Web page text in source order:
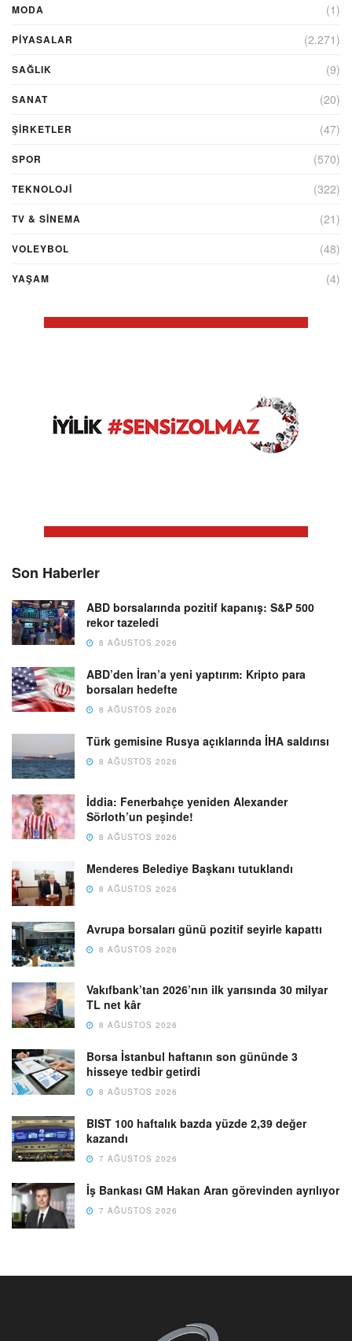
MODA (1)
PİYASALAR (2.271)
SAĞLIK (9)
SANAT (20)
ŞIRKETLER (47)
SPOR (570)
TEKNOLOJİ (322)
TV & SINEMA (21)
VOLEYBOL (48)
YAŞAM (4)
Son Haberler
ABD borsalarında pozitif kapanış: S&P 500
rekor tazeledi
8 AĞUSTOS 2026
ABD’den İran’a yeni yaptırım: Kripto para
borsaları hedefte
8 AĞUSTOS 2026
Türk gemisine Rusya açıklarında İHA saldırısı
8 AĞUSTOS 2026
İddia: Fenerbahçe yeniden Alexander
Sörloth’un peşinde!
8 AĞUSTOS 2026
Menderes Belediye Başkanı tutuklandı
8 AĞUSTOS 2026
Avrupa borsaları günü pozitif seyirle kapattı
8 AĞUSTOS 2026
Vakıfbank’tan 2026’nın ilk yarısında 30 milyar
TL net kâr
8 AĞUSTOS 2026
Borsa İstanbul haftanın son gününde 3
hisseye tedbir getirdi
8 AĞUSTOS 2026
BIST 100 haftalık bazda yüzde 2,39 değer
kazandı
7 AĞUSTOS 2026
İş Bankası GM Hakan Aran görevinden ayrılıyor
7 AĞUSTOS 2026